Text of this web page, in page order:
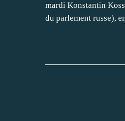
mardi Konstantin
du parlement russe),